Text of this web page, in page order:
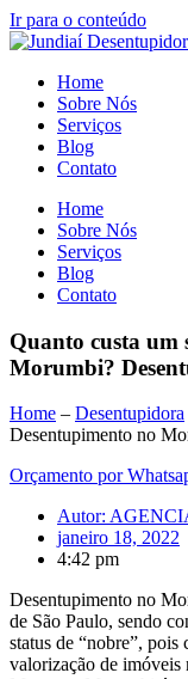
Ir para o conteúdo
Home
Sobre Nós
Serviços
Blog
Contato
Home
Sobre Nós
Serviços
Blog
Contato
Quanto custa um
Morumbi?
Home – Desentupidora
Desentupimento no
Orçamento por
Autor:
janeiro 18, 2022
4:42 pm
Desentupimento no
de São Paulo, sendo
status de “nobre”,
valorização de imóveis